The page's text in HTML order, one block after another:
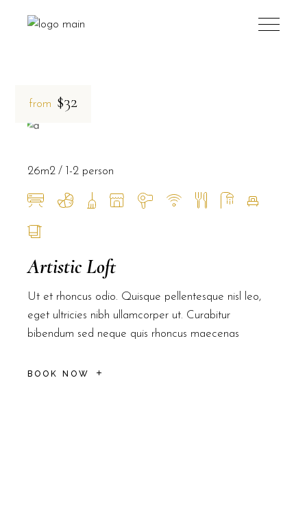
from $32
Artistic Loft
Ut et rhoncus odio. Quisque pellentesque nisl leo,
eget ultricies nibh ullamcorper ut. Curabitur
bibendum sed neque quis rhoncus maecenas
BOOK NOW
26m2 1-2 person